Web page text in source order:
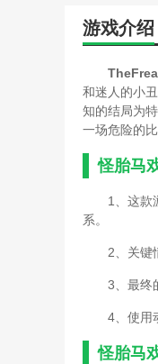
游戏介绍
和迷人的小
知的结局为
一场危险的
怪胎马
1、这款
系。
2、关键
3、最终
4、使用
怪胎马